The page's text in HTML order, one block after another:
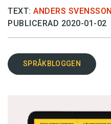
TEXT: ANDERS SVENSSON
PUBLICERAD 2020-01-02
SPRÅKBLOGGEN